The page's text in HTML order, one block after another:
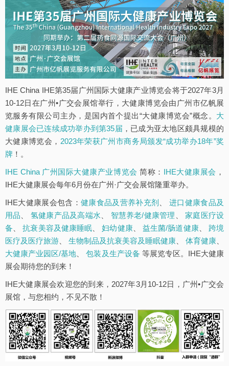
IHE China IHE第35届广州国际大健康产业博览会将于2027年3月
10-12日在广州•广交会展馆举行，大健康博览会由广州市亿帆展
览服务有限公司主办，是国内首个提出“大健康博览会”概念。 大
健康展会已连续成功举办到第35届 ，已成为亚太地区颇具规模的
大健康博览会， 2023年荣获广州市商务局颁发“成功举办18年”奖
牌 ！。
IHE China 广州国际大健康产业博览会 简称： IHE大健康展会 ，
IHE大健康展会每年6月份在广州·广交会展馆隆重举办。
IHE大健康展会包含： 健康食品及营养补充剂 、进口健康食品及
用品
氢健康产品及高端水 智慧养老/健康管理 、家庭医疗设
备 、抗衰美容及健康睡眠 、妇幼健康、 益生菌/肠道健康、 跨境
医疗及医疗旅游
生物制品及抗衰美容及睡眠健康 体育健康
大健康产业园区/基地 、包装及生产设备 等展览专区。IHE大健康
展会期待您的到来！
IHE大健康展会欢迎您的到来，2027年3月10-12日，广州•广交会
展馆，与您相约，不见不散！